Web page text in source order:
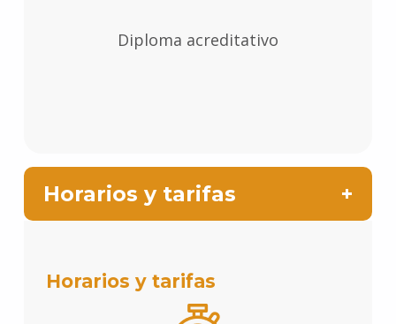
Diploma acreditativo
Horarios y tarifas
Horarios y tarifas